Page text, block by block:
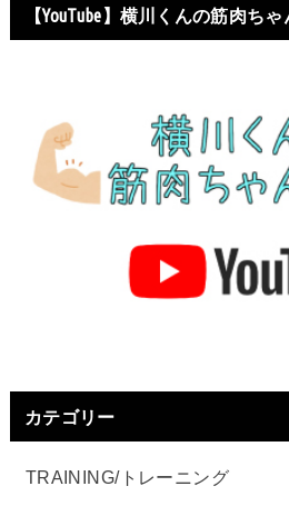
【YouTube】横川くんの筋肉ち
カテゴリー
TRAINING/トレーニング